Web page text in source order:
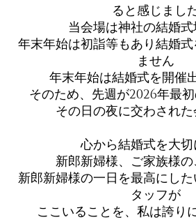
ると感じまし
当会場は神社の結婚
年末年始は初詣等もあり結婚
ません
年末年始は結婚式を開催
そのため、先週が2026年最
その日の夜に交わされ
心から結婚式を大切
新郎新婦様、ご家族様
新郎新婦様の一日を最高にし
タッフが
ここいることを、私は誇り